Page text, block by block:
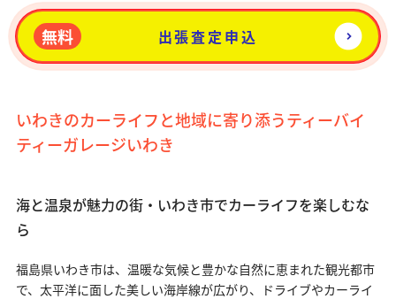
無料 出張査定申込
いわきのカーライフと地域に寄り添うティーバイ
ティーガレージいわき
海と温泉が魅力の街・いわき市でカーライフを楽しむな
ら
福島県いわき市は、温暖な気候と豊かな自然に恵まれた観光都市
で、太平洋に面した美しい海岸線が広がり、ドライブやカーライ